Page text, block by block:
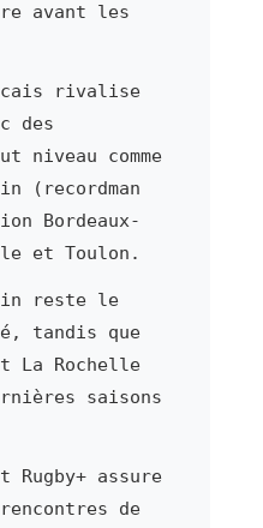
avant les
rivalise
des
niveau comme
(recordman
Bordeaux-
et Toulon.
reste le
tandis que
La Rochelle
saisons
Rugby+ assure
de